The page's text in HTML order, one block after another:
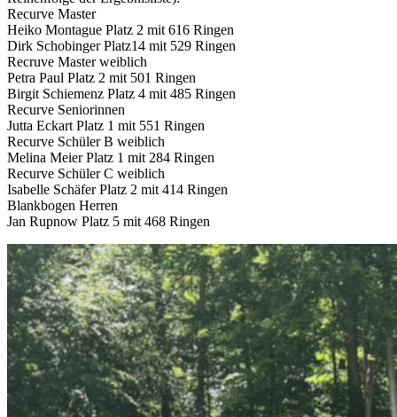
Recurve Master
Heiko Montague Platz 2 mit 616 Ringen
Dirk Schobinger Platz14 mit 529 Ringen
Recruve Master weiblich
Petra Paul Platz 2 mit 501 Ringen
Birgit Schiemenz Platz 4 mit 485 Ringen
Recurve Seniorinnen
Jutta Eckart Platz 1 mit 551 Ringen
Recurve Schüler B weiblich
Melina Meier Platz 1 mit 284 Ringen
Recurve Schüler C weiblich
Isabelle Schäfer Platz 2 mit 414 Ringen
Blankbogen Herren
Jan Rupnow Platz 5 mit 468 Ringen